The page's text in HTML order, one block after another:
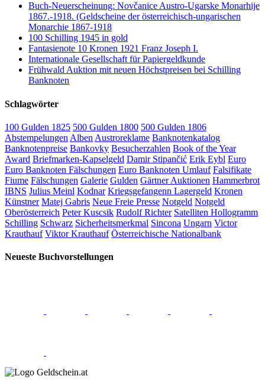
Buch-Neuerscheinung: Novčanice Austro-Ugarske Monarhije
1867.-1918. (Geldscheine der österreichisch-ungarischen
Monarchie 1867-1918
100 Schilling 1945 in gold
Fantasienote 10 Kronen 1921 Franz Joseph I.
Internationale Gesellschaft für Papiergeldkunde
Frühwald Auktion mit neuen Höchstpreisen bei Schilling
Banknoten
Schlagwörter
100 Gulden 1825 500 Gulden 1800 500 Gulden 1806
Abstempelungen Alben Austroreklame Banknotenkatalog
Banknotenpreise Bankovky Besucherzahlen Book of the Year
Award Briefmarken-Kapselgeld Damir Stipančić Erik Eybl Euro
Euro Banknoten Fälschungen Euro Banknoten Umlauf Falsifikate
Fiume Fälschungen Galerie Gulden Gärtner Auktionen Hammerbrot
IBNS Julius Meinl Kodnar Kriegsgefangenn Lagergeld Kronen
Künstner Matej Gabris Neue Freie Presse Notgeld Notgeld
Oberösterreich Peter Kuscsik Rudolf Richter Satelliten Hollogramm
Schilling Schwarz Sicherheitsmerkmal Sincona Ungarn Victor
Krauthauf Viktor Krauthauf Österreichische Nationalbank
Neueste Buchvorstellungen